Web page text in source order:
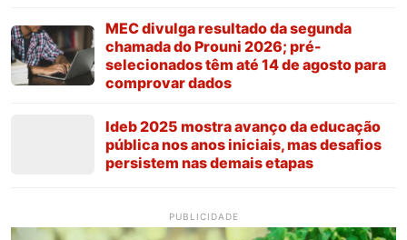
MEC divulga resultado da segunda
chamada do Prouni 2026; pré-
selecionados têm até 14 de agosto para
comprovar dados
Ideb 2025 mostra avanço da educação
pública nos anos iniciais, mas desafios
persistem nas demais etapas
PUBLICIDADE